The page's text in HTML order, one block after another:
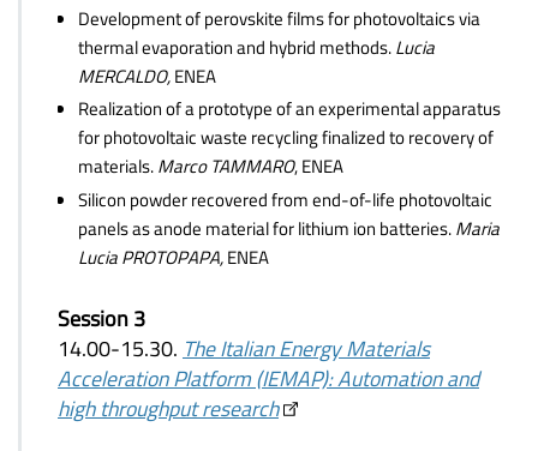
Development of perovskite films for photovoltaics via
thermal evaporation and hybrid methods.Lucia
MERCALDO,ENEA
Realization of a prototype of an experimental apparatus
for photovoltaic waste recycling finalized to recovery of
materials.Marco TAMMARO, ENEA
Silicon powder recovered from end-of-life photovoltaic
panels as anode material for lithium ion batteries.Maria
Lucia PROTOPAPA,ENEA
Session 3
14.00-15.30. The Italian Energy Materials
Acceleration Platform (IEMAP): Automation and
high throughput research